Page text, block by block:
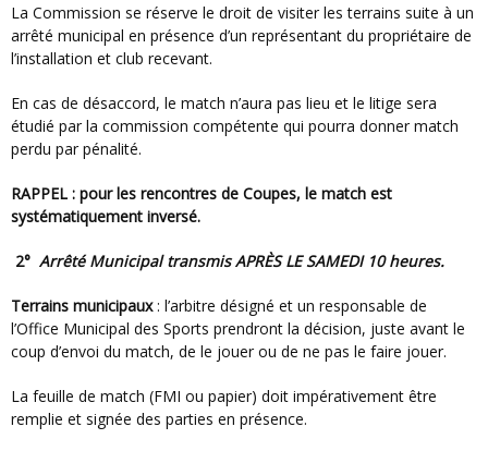
La Commission se réserve le droit de visiter les terrains suite à un
arrêté municipal en présence d’un représentant du propriétaire de
l’installation et club recevant.
En cas de désaccord, le match n’aura pas lieu et le litige sera
étudié par la commission compétente qui pourra donner match
perdu par pénalité.
RAPPEL : pour les rencontres de Coupes, le match est
systématiquement inversé.
2° Arrêté Municipal transmis APRÈS LE SAMEDI 10 heures.
Terrains municipaux: l’arbitre désigné et un responsable de
l’Office Municipal des Sports prendront la décision, juste avant le
coup d’envoi du match, de le jouer ou de ne pas le faire jouer.
La feuille de match (FMI ou papier) doit impérativement être
remplie et signée des parties en présence.